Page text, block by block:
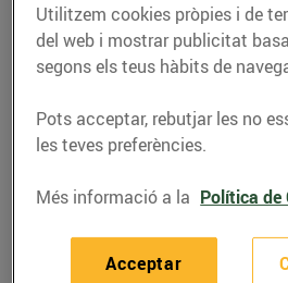
Som el supermercat
l'àmbit estatal, per tercera
02/de gener/2023
Segons l’Observatori
LLEGIR MÉS
Utilitzem cookies pròpies i de
del web i mostrar publicitat
segons els teus hàbits de
Pots acceptar, rebutjar les no
les teves preferències.
Més informació a la Política de
Acceptar